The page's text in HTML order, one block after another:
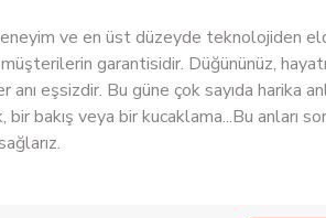
ve en üst düzeyde teknolojiden
garantisidir. Düğününüz,
anı eşsizdir. Bu güne çok sayıda harika
bakış veya bir kucaklama...Bu anları